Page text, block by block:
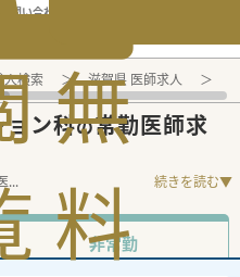
お問い合わせ：平日9:30-19:00
無
料
人検索 滋賀県 医師求人
ョン科の常勤医師求
... 続きを読む▼
非常勤